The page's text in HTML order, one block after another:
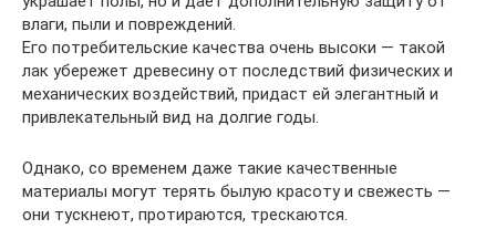
влаги, пыли и повреждений.
Его потребительские качества очень высоки — такой
лак убережет древесину от последствий физических и
механических воздействий, придаст ей элегантный и
привлекательный вид на долгие годы.
Однако, со временем даже такие качественные
материалы могут терять былую красоту и свежесть —
они тускнеют, протираются, трескаются.